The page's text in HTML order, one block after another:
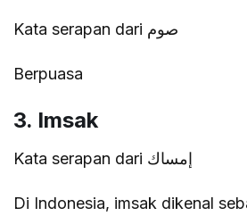
Kata serapan dari صوم
Berpuasa
3. Imsak
Kata serapan dari إمساك
Di Indonesia, imsak dikenal